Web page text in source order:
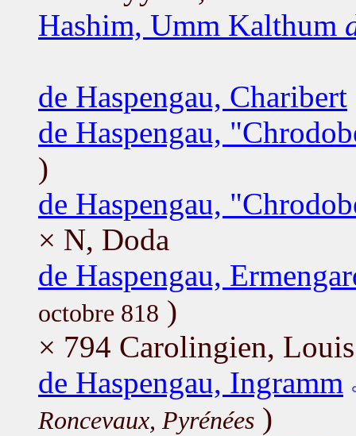
Hashim, Umm Kalthum
de Haspengau, Charibert
de Haspengau,
)
de Haspengau,
× N, Doda
de Haspengau,
octobre 818 )
× 794 Carolingien,
de Haspengau, Ingramm
Roncevaux, Pyrénées )